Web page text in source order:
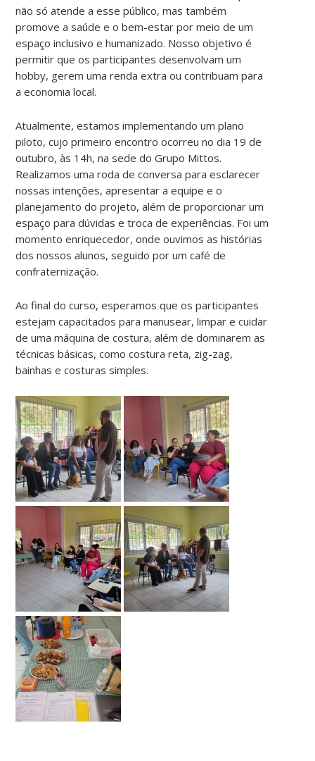
não só atende a esse público, mas também
promove a saúde e o bem-estar por meio de um
espaço inclusivo e humanizado. Nosso objetivo é
permitir que os participantes desenvolvam um
hobby, gerem uma renda extra ou contribuam para
a economia local.
Atualmente, estamos implementando um plano
piloto, cujo primeiro encontro ocorreu no dia 19 de
outubro, às 14h, na sede do Grupo Mittos.
Realizamos uma roda de conversa para esclarecer
nossas intenções, apresentar a equipe e o
planejamento do projeto, além de proporcionar um
espaço para dúvidas e troca de experiências. Foi um
momento enriquecedor, onde ouvimos as histórias
dos nossos alunos, seguido por um café de
confraternização.
Ao final do curso, esperamos que os participantes
estejam capacitados para manusear, limpar e cuidar
de uma máquina de costura, além de dominarem as
técnicas básicas, como costura reta, zig-zag,
bainhas e costuras simples.